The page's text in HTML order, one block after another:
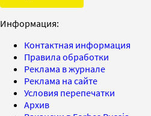
Информация:
Контактная информация
Правила обработки
Реклама в журнале
Реклама на сайте
Условия перепечатки
Архив